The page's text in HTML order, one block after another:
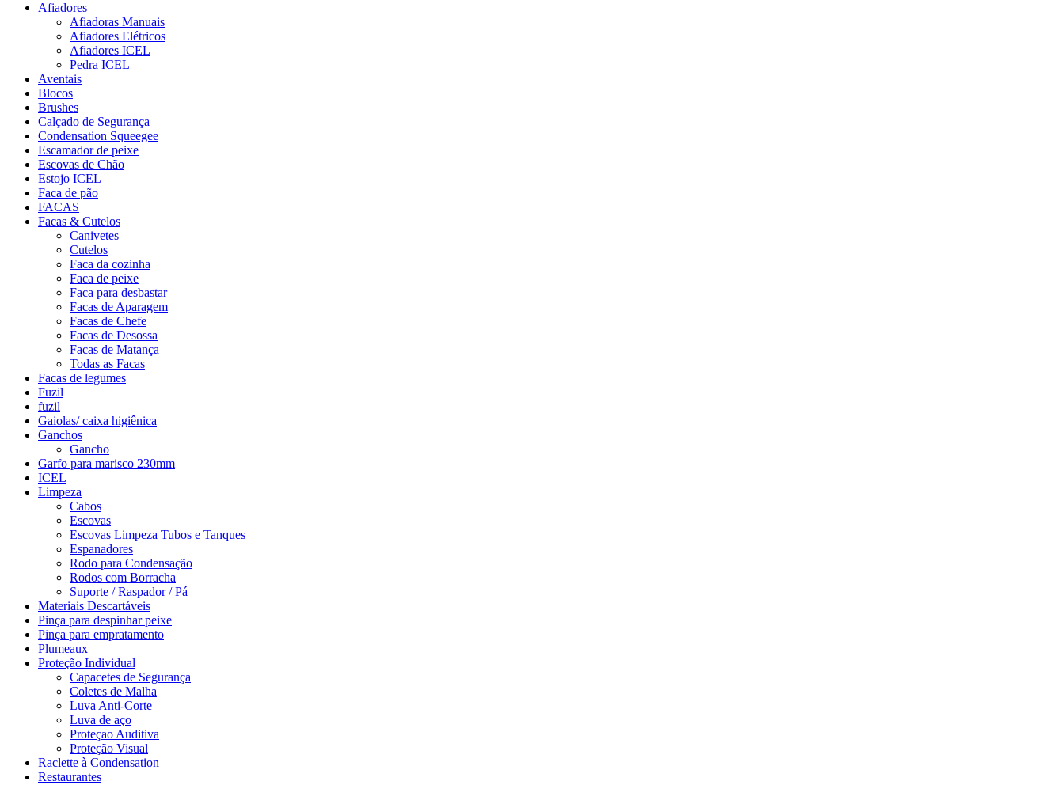
Afiadores
Afiadoras Manuais
Afiadores Elétricos
Afiadores ICEL
Pedra ICEL
Aventais
Blocos
Brushes
Calçado de Segurança
Condensation Squeegee
Escamador de peixe
Escovas de Chão
Estojo ICEL
Faca de pão
FACAS
Facas & Cutelos
Canivetes
Cutelos
Faca da cozinha
Faca de peixe
Faca para desbastar
Facas de Aparagem
Facas de Chefe
Facas de Desossa
Facas de Matança
Todas as Facas
Facas de legumes
Fuzil
fuzil
Gaiolas/ caixa higiênica
Ganchos
Gancho
Garfo para marisco 230mm
ICEL
Limpeza
Cabos
Escovas
Escovas Limpeza Tubos e Tanques
Espanadores
Rodo para Condensação
Rodos com Borracha
Suporte / Raspador / Pá
Materiais Descartáveis
Pinça para despinhar peixe
Pinça para empratamento
Plumeaux
Proteção Individual
Capacetes de Segurança
Coletes de Malha
Luva Anti-Corte
Luva de aço
Proteçao Auditiva
Proteção Visual
Raclette à Condensation
Restaurantes